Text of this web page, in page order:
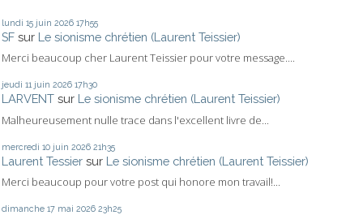
lundi 15 juin 2026 17h55
SF sur Le sionisme chrétien (Laurent Teissier)
Merci beaucoup cher Laurent Teissier pour votre message....
jeudi 11 juin 2026 17h30
LARVENT sur Le sionisme chrétien (Laurent Teissier)
Malheureusement nulle trace dans l'excellent livre de...
mercredi 10 juin 2026 21h35
Laurent Tessier sur Le sionisme chrétien (Laurent Teissier)
Merci beaucoup pour votre post qui honore mon travail!...
dimanche 17 mai 2026 23h25